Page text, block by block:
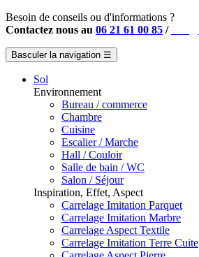
Besoin de conseils ou d'informations ?
Contactez nous au 06 21 61 00 85 /
Basculer la navigation ☰
Sol
Environnement
Bureau / commerce
Chambre
Cuisine
Escalier / Marche
Hall / Couloir
Salle de bain / WC
Salon / Séjour
Inspiration, Effet, Aspect
Carrelage Imitation Parquet
Carrelage Imitation Marbre
Carrelage Aspect Textile
Carrelage Imitation Terre Cuite